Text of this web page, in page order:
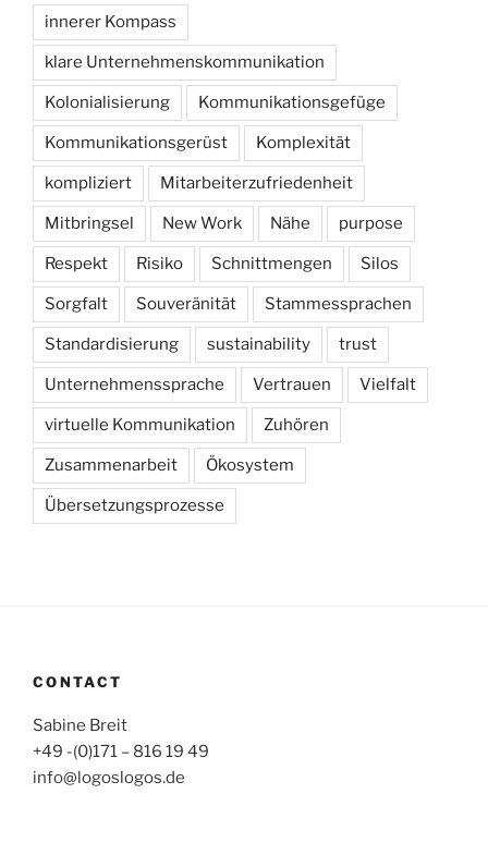
innerer Kompass
klare Unternehmenskommunikation
Kolonialisierung Kommunikationsgefüge
Kommunikationsgerüst Komplexität
kompliziert Mitarbeiterzufriedenheit
Mitbringsel New Work Nähe purpose
Respekt Risiko Schnittmengen Silos
Sorgfalt Souveränität Stammessprachen
Standardisierung sustainability trust
Unternehmenssprache Vertrauen Vielfalt
virtuelle Kommunikation Zuhören
Zusammenarbeit Ökosystem
Übersetzungsprozesse
CONTACT
Sabine Breit
+49 -(0)171 – 816 19 49
info@logoslogos.de